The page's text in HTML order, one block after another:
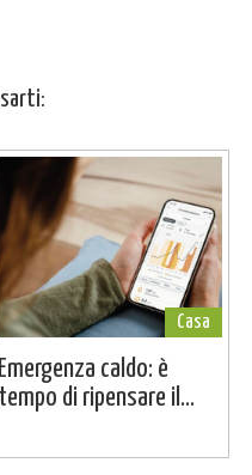
Casa
Emergenza caldo: è
tempo di ripensare il...